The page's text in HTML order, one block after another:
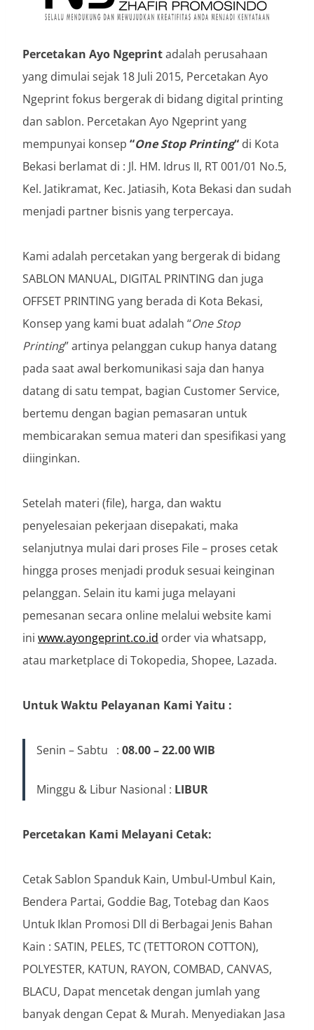
Percetakan Ayo Ngeprintadalah perusahaan
yang dimulai sejak 18 Juli 2015, Percetakan Ayo
Ngeprint fokus bergerak di bidang digital printing
dan sablon. Percetakan Ayo Ngeprint yang
mempunyai konsep “One Stop Printing“ di Kota
Bekasi berlamat di : Jl. HM. Idrus II, RT 001/01 No.5,
Kel. Jatikramat, Kec. Jatiasih, Kota Bekasi dan sudah
menjadi partner bisnis yang terpercaya.
Kami adalah percetakan yang bergerak di bidang
SABLON MANUAL, DIGITAL PRINTING dan juga
OFFSET PRINTING yang berada di Kota Bekasi,
Konsep yang kami buat adalah “One Stop
Printing” artinya pelanggan cukup hanya datang
pada saat awal berkomunikasi saja dan hanya
datang di satu tempat, bagian Customer Service,
bertemu dengan bagian pemasaran untuk
membicarakan semua materi dan spesifikasi yang
diinginkan.
Setelah materi (file), harga, dan waktu
penyelesaian pekerjaan disepakati, maka
selanjutnya mulai dari proses File – proses cetak
hingga proses menjadi produk sesuai keinginan
pelanggan. Selain itu kami juga melayani
pemesanan secara online melalui website kami
ini www.ayongeprint.co.id order via whatsapp,
atau marketplace di Tokopedia, Shopee, Lazada.
Untuk Waktu Pelayanan Kami Yaitu :
Senin – Sabtu : 08.00 – 22.00 WIB
Minggu & Libur Nasional : LIBUR
Percetakan Kami Melayani Cetak:
Cetak Sablon Spanduk Kain, Umbul-Umbul Kain,
Bendera Partai, Goddie Bag, Totebag dan Kaos
Untuk Iklan Promosi Dll di Berbagai Jenis Bahan
Kain : SATIN, PELES, TC (TETTORON COTTON),
POLYESTER, KATUN, RAYON, COMBAD, CANVAS,
BLACU, Dapat mencetak dengan jumlah yang
banyak dengan Cepat & Murah. Menyediakan Jasa